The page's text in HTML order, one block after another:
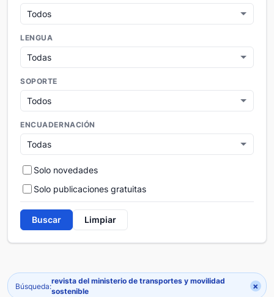
LENGUA
SOPORTE
ENCUADERNACIÓN
Solo novedades
Solo publicaciones gratuitas
Buscar Limpiar
Búsqueda:
revista del ministerio de transportes y movilidad
sostenible
×